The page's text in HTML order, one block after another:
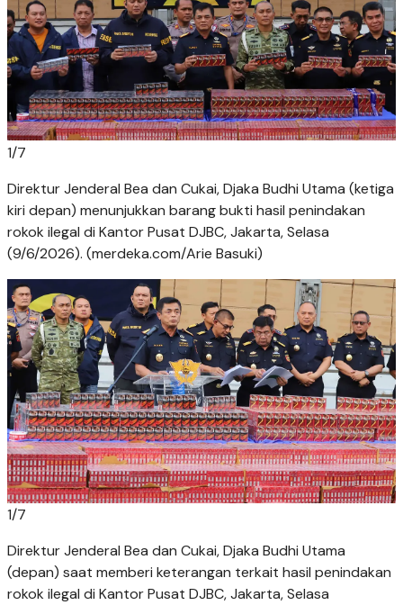
1/7
Direktur Jenderal Bea dan Cukai, Djaka Budhi Utama (ketiga
kiri depan) menunjukkan barang bukti hasil penindakan
rokok ilegal di Kantor Pusat DJBC, Jakarta, Selasa
(9/6/2026). (merdeka.com/Arie Basuki)
1/7
Direktur Jenderal Bea dan Cukai, Djaka Budhi Utama
(depan) saat memberi keterangan terkait hasil penindakan
rokok ilegal di Kantor Pusat DJBC, Jakarta, Selasa